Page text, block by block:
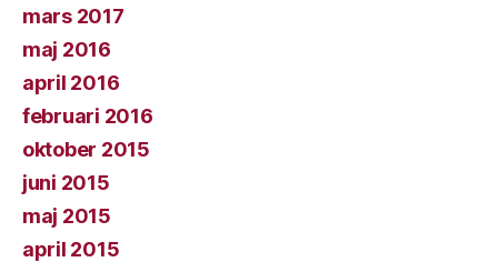
mars 2017
maj 2016
april 2016
februari 2016
oktober 2015
juni 2015
maj 2015
april 2015